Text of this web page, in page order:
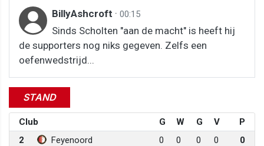
BillyAshcroft · 00:15
Sinds Scholten "aan de macht" is heeft hij
de supporters nog niks gegeven. Zelfs een
oefenwedstrijd...
STAND
Club G W G V
P
2
Feyenoord 0 0 0 0
0